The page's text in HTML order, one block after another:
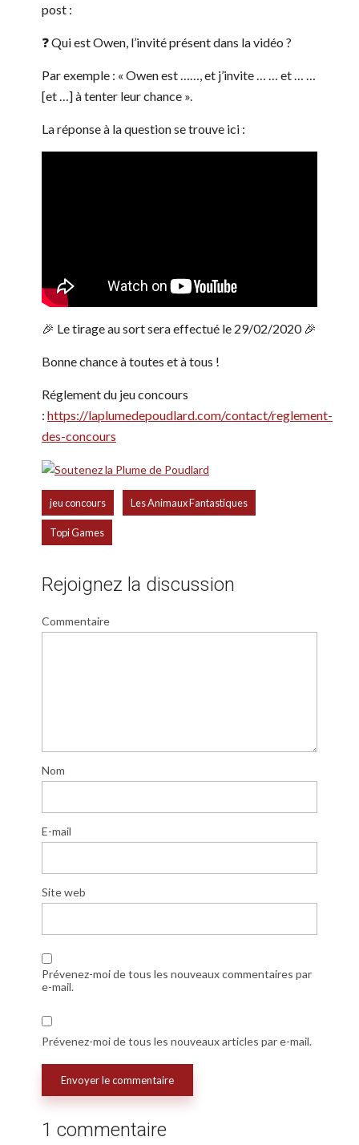
post :
❓ Qui est Owen, l’invité présent dans la vidéo ?
Par exemple : « Owen est ……, et j’invite … … et … …
[et …] à tenter leur chance ».
La réponse à la question se trouve ici :
🎉 Le tirage au sort sera effectué le 29/02/2020 🎉
Bonne chance à toutes et à tous !
Réglement du jeu concours
: https://laplumedepoudlard.com/contact/reglement-
des-concours
jeu concours Les Animaux Fantastiques
Topi Games
Rejoignez la discussion
Commentaire
Nom
E-mail
Site web
Prévenez-moi de tous les nouveaux commentaires par
e-mail.
Prévenez-moi de tous les nouveaux articles par e-mail.
1 commentaire